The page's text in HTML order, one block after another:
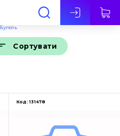
Бугель
Сортувати
Код: 131478